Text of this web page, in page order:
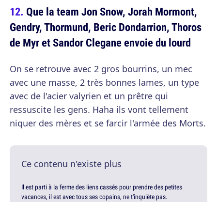
Que la team Jon Snow, Jorah Mormont,
Gendry, Thormund, Beric Dondarrion, Thoros
de Myr et Sandor Clegane envoie du lourd
On se retrouve avec 2 gros bourrins, un mec
avec une masse, 2 très bonnes lames, un type
avec de l'acier valyrien et un prêtre qui
ressuscite les gens. Haha ils vont tellement
niquer des mères et se farcir l'armée des Morts.
Ce contenu n'existe plus
Il est parti à la ferme des liens cassés pour prendre des petites
vacances, il est avec tous ses copains, ne t'inquiète pas.